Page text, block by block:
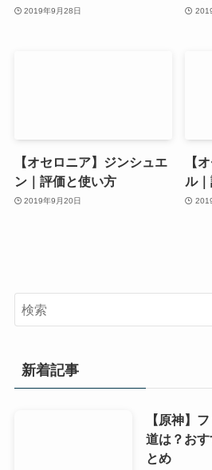
2019年9月28日
【オセロニア】ジンシュエ
ン｜評価と使い方
2019年9月20日
【
ル
新着記事
【原神】
道は？お
とめ